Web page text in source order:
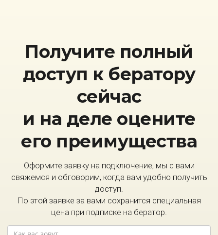
Получите полный
доступ к бератору
сейчас
и на деле оцените
его преимущества
Оформите заявку на подключение, мы с вами
свяжемся и обговорим, когда вам удобно получить
доступ.
По этой заявке за вами сохранится специальная
цена при подписке на бератор.